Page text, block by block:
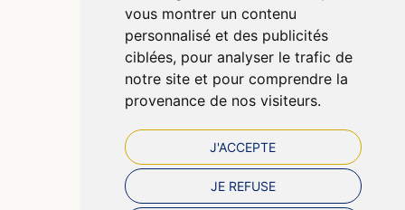
vous montrer un contenu
personnalisé et des publicités
ciblées, pour analyser le trafic de
notre site et pour comprendre la
provenance de nos visiteurs.
J'ACCEPTE
JE REFUSE
Cookies
Préférences Cookies